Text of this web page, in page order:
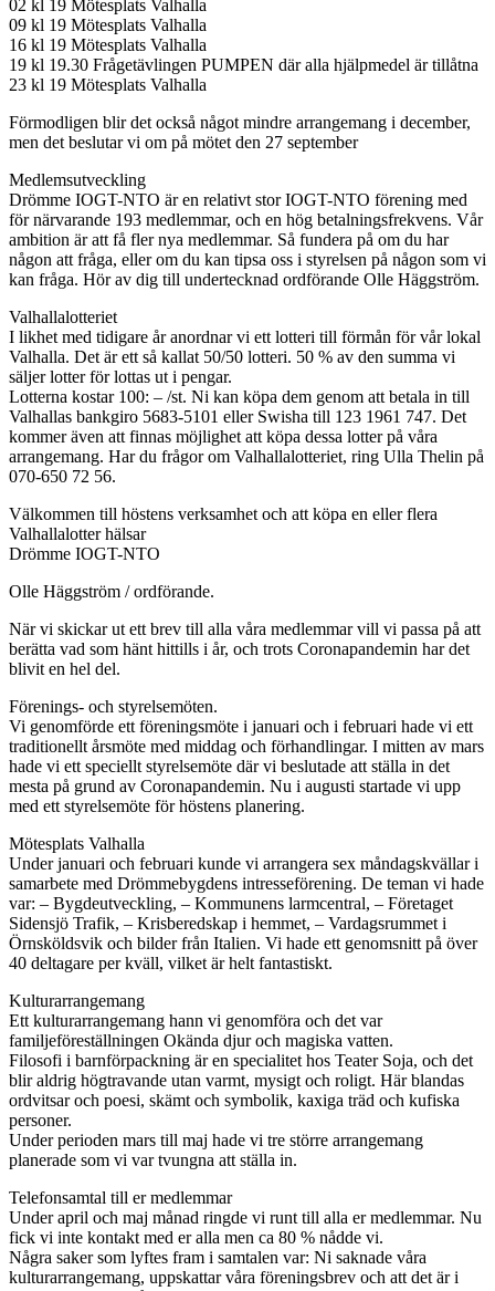
02 kl 19 Mötesplats Valhalla
09 kl 19 Mötesplats Valhalla
16 kl 19 Mötesplats Valhalla
19 kl 19.30 Frågetävlingen PUMPEN där alla hjälpmedel är tillåtna
23 kl 19 Mötesplats Valhalla
Förmodligen blir det också något mindre arrangemang i december,
men det beslutar vi om på mötet den 27 september
Medlemsutveckling
Drömme IOGT-NTO är en relativt stor IOGT-NTO förening med
för närvarande 193 medlemmar, och en hög betalningsfrekvens. Vår
ambition är att få fler nya medlemmar. Så fundera på om du har
någon att fråga, eller om du kan tipsa oss i styrelsen på någon som vi
kan fråga. Hör av dig till undertecknad ordförande Olle Häggström.
Valhallalotteriet
I likhet med tidigare år anordnar vi ett lotteri till förmån för vår lokal
Valhalla. Det är ett så kallat 50/50 lotteri. 50 % av den summa vi
säljer lotter för lottas ut i pengar.
Lotterna kostar 100: – /st. Ni kan köpa dem genom att betala in till
Valhallas bankgiro 5683-5101 eller Swisha till 123 1961 747. Det
kommer även att finnas möjlighet att köpa dessa lotter på våra
arrangemang. Har du frågor om Valhallalotteriet, ring Ulla Thelin på
070-650 72 56.
Välkommen till höstens verksamhet och att köpa en eller flera
Valhallalotter hälsar
Drömme IOGT-NTO
Olle Häggström / ordförande.
När vi skickar ut ett brev till alla våra medlemmar vill vi passa på att
berätta vad som hänt hittills i år, och trots Coronapandemin har det
blivit en hel del.
Förenings- och styrelsemöten.
Vi genomförde ett föreningsmöte i januari och i februari hade vi ett
traditionellt årsmöte med middag och förhandlingar. I mitten av mars
hade vi ett speciellt styrelsemöte där vi beslutade att ställa in det
mesta på grund av Coronapandemin. Nu i augusti startade vi upp
med ett styrelsemöte för höstens planering.
Mötesplats Valhalla
Under januari och februari kunde vi arrangera sex måndagskvällar i
samarbete med Drömmebygdens intresseförening. De teman vi hade
var: – Bygdeutveckling, – Kommunens larmcentral, – Företaget
Sidensjö Trafik, – Krisberedskap i hemmet, – Vardagsrummet i
Örnsköldsvik och bilder från Italien. Vi hade ett genomsnitt på över
40 deltagare per kväll, vilket är helt fantastiskt.
Kulturarrangemang
Ett kulturarrangemang hann vi genomföra och det var
familjeföreställningen Okända djur och magiska vatten.
Filosofi i barnförpackning är en specialitet hos Teater Soja, och det
blir aldrig högtravande utan varmt, mysigt och roligt. Här blandas
ordvitsar och poesi, skämt och symbolik, kaxiga träd och kufiska
personer.
Under perioden mars till maj hade vi tre större arrangemang
planerade som vi var tvungna att ställa in.
Telefonsamtal till er medlemmar
Under april och maj månad ringde vi runt till alla er medlemmar. Nu
fick vi inte kontakt med er alla men ca 80 % nådde vi.
Några saker som lyftes fram i samtalen var: Ni saknade våra
kulturarrangemang, uppskattar våra föreningsbrev och att det är i